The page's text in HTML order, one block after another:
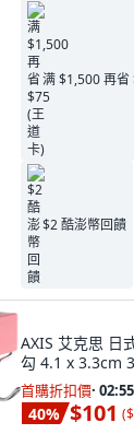
满 $1,500 再省
$2 酷澎幣回饋
AXIS 艾克思 日
勾 4.1 x 3.3cm
首購折扣價·
40% $101 (